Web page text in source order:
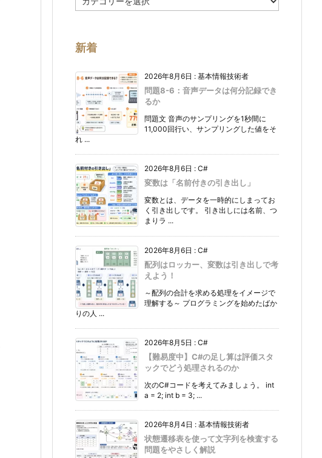
テ
ー
新着
2026年8月6日 : 基本情報技術者
問題8-6：音声データは何分記録でき
るか
問題文 音声のサンプリングを1秒間に
11,000回行い、サンプリングした値をそ
れ ...
2026年8月6日 : C#
変数は「名前付きの引き出し」
変数とは、データを一時的にしまってお
く引き出しです。 引き出しには名前、つ
まりラ ...
2026年8月6日 : C#
配列はロッカー、変数は引き出しで考
えよう！
～配列の合計を求める処理をイメージで
理解する～ プログラミングを始めたばか
りの人 ...
2026年8月5日 : C#
【難易度中】C#の足し算は評価スタ
ックでどう処理されるのか
次のC#コードを考えてみましょう。 int
a = 2; int b = 3; ...
2026年8月4日 : 基本情報技術者
状態遷移表を使って文字列を検査する
問題をやさしく解説